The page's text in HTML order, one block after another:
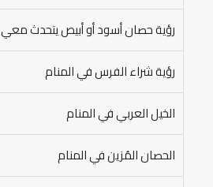
رؤية حصان أسود أو أبيص يتحدث معي
رؤية شراء الفرس في المنام
الخيل العربي في المنام
الحصان المُزين في المنام